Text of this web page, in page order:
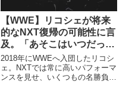
【WWE】リコシェが将来
的なNXT復帰の可能性に言
及。「あそこはいつだって
俺のホーム」
2018年にWWEへ入団したリコシ
ェ。NXTでは常に高いパフォーマ
ンスを見せ、いくつもの名勝負を